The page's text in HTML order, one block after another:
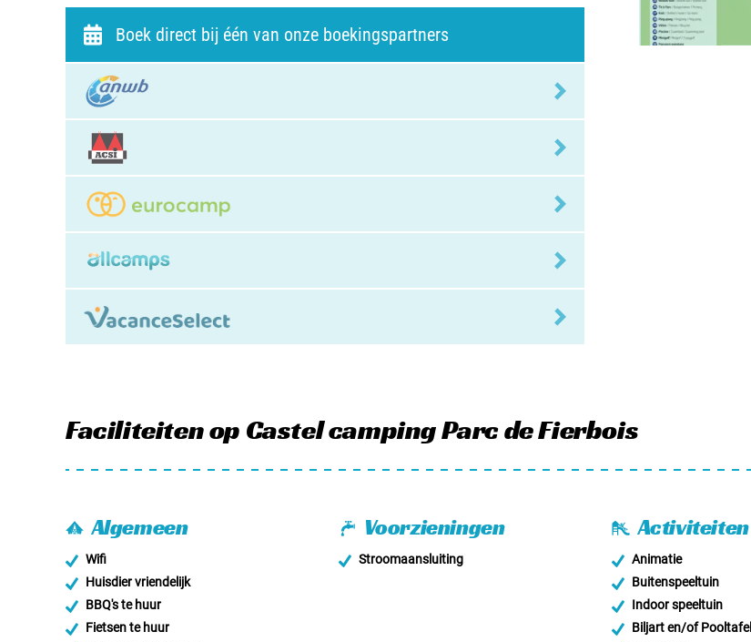
Boek direct bij één van onze boekingspartners
Faciliteitenop Castel camping Parc de Fierbois
Algemeen
Wifi
Huisdier vriendelijk
BBQ's te huur
Fietsen te huur
Voorzieningen
Stroomaansluiting
Activiteiten
Animatie
Buitenspeeltuin
Indoor speeltuin
Biljart en/of Pooltafel